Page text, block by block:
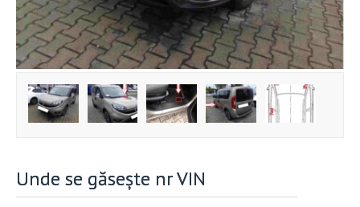
Unde se găsește nr VIN